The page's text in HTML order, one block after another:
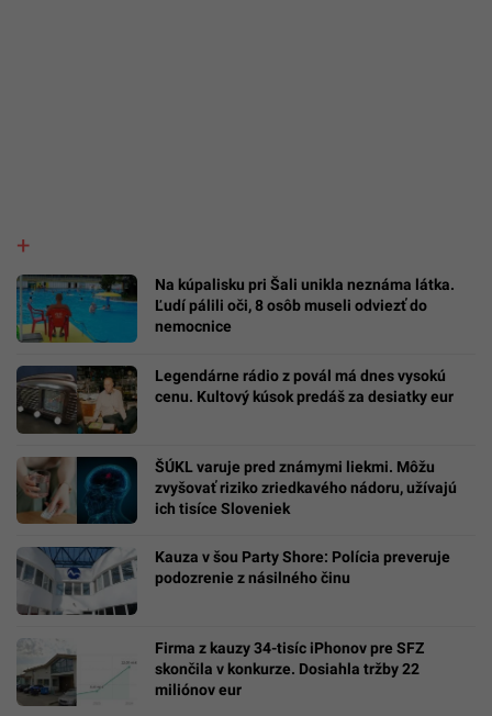
Na kúpalisku pri Šali unikla neznáma látka.
Ľudí pálili oči, 8 osôb museli odviezť do
nemocnice
Legendárne rádio z povál má dnes vysokú
cenu. Kultový kúsok predáš za desiatky eur
ŠÚKL varuje pred známymi liekmi. Môžu
zvyšovať riziko zriedkavého nádoru, užívajú
ich tisíce Sloveniek
Kauza v šou Party Shore: Polícia preveruje
podozrenie z násilného činu
Firma z kauzy 34-tisíc iPhonov pre SFZ
skončila v konkurze. Dosiahla tržby 22
miliónov eur